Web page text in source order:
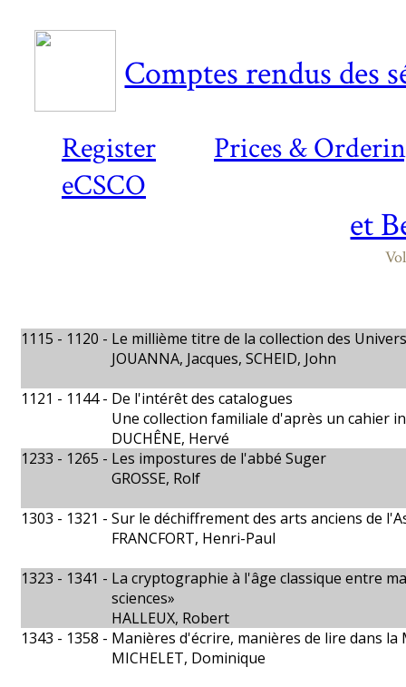
Register
Prices &
eCSCO
Comptes rendus des
et
1115 - 1120 - Le millième titre de la collection des
JOUANNA, Jacques, SCHEID, John
1121 - 1144 - De l'intérêt des catalogues
Une collection familiale d'après un cahier
DUCHÊNE, Hervé
1233 - 1265 - Les impostures de l'abbé Suger
GROSSE, Rolf
1303 - 1321 - Sur le déchiffrement des arts anciens de
FRANCFORT, Henri-Paul
1323 - 1341 - La cryptographie à l'âge classique entre
sciences»
HALLEUX, Robert
1343 - 1358 - Manières d'écrire, manières de lire dans
MICHELET, Dominique